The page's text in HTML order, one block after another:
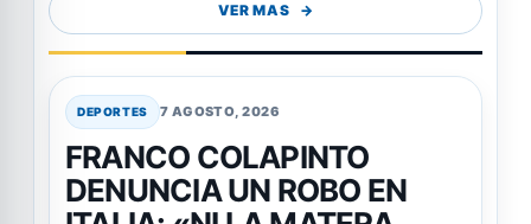
VER MAS
DEPORTES 7 AGOSTO, 2026
FRANCO COLAPINTO
DENUNCIA UN ROBO EN